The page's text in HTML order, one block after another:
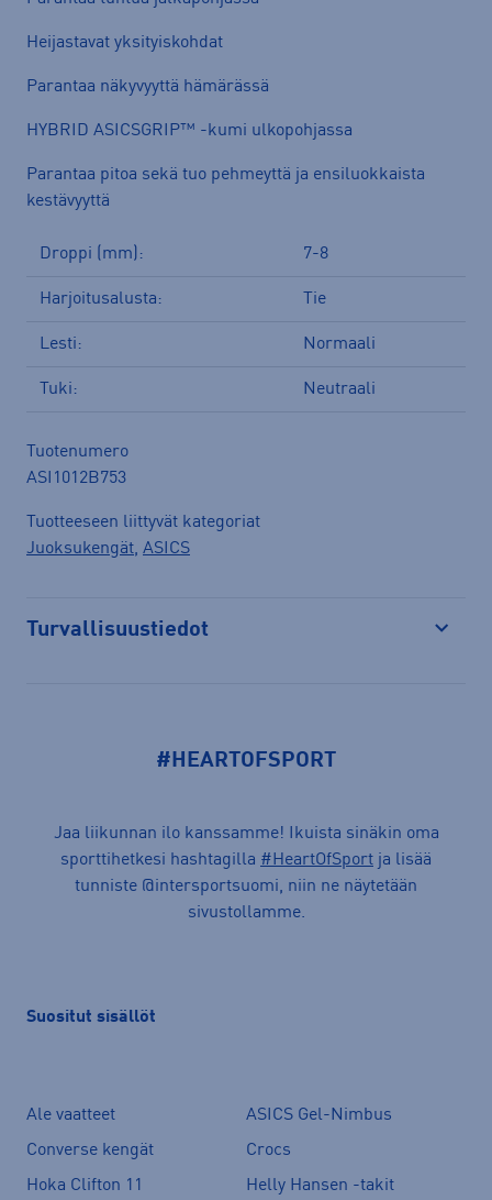
Heijastavat yksityiskohdat
Parantaa näkyvyyttä hämärässä
HYBRID ASICSGRIP™ -kumi ulkopohjassa
Parantaa pitoa sekä tuo pehmeyttä ja ensiluokkaista
kestävyyttä
Droppi (mm): 7-8
Harjoitusalusta: Tie
Lesti: Normaali
Tuki: Neutraali
Tuotenumero
ASI1012B753
Tuotteeseen liittyvät kategoriat
Juoksukengät, ASICS
Turvallisuustiedot
#HEARTOFSPORT
Jaa liikunnan ilo kanssamme! Ikuista sinäkin oma
sporttihetkesi hashtagilla #HeartOfSport ja lisää
tunniste @intersportsuomi, niin ne näytetään
sivustollamme.
Suositut sisällöt
Ale vaatteet
ASICS Gel-Nimbus
Converse kengät
Crocs
Hoka Clifton 11
Helly Hansen -takit